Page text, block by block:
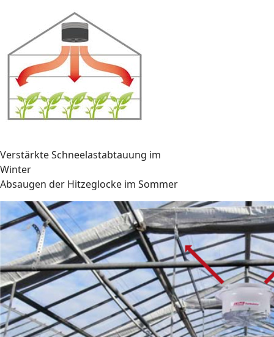
Verstärkte Schneelastabtauung im
Winter
Absaugen der Hitzeglocke im Sommer